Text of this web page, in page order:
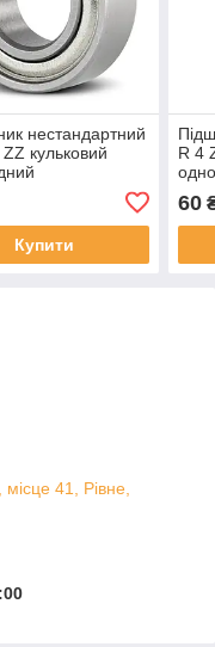
нестандартний
кульковий
Купити
R 4
60
41, Рівне,